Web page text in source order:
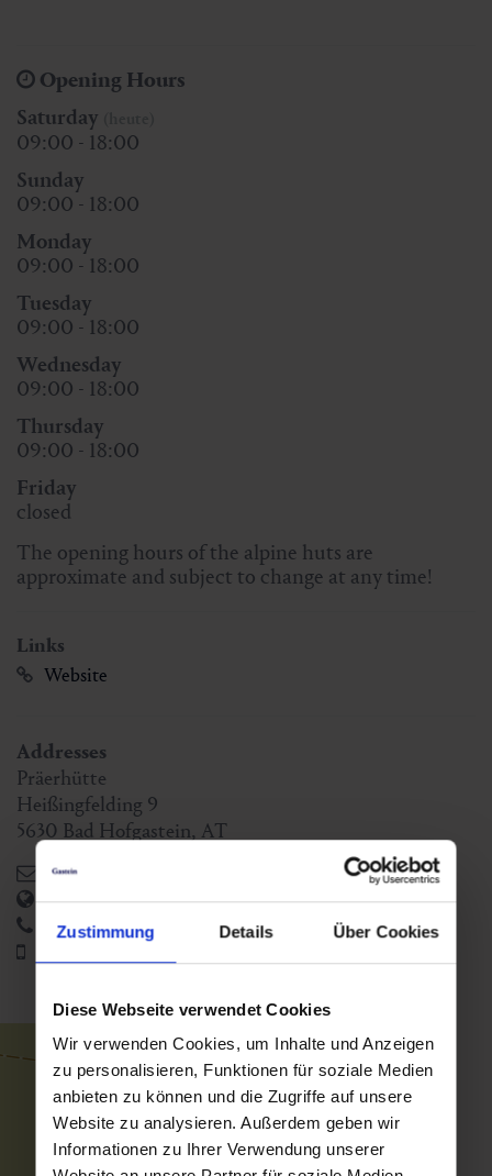
Zustimmung Details Über Cookies
Diese Webseite verwendet Cookies
Wir verwenden Cookies, um Inhalte und Anzeigen
zu personalisieren, Funktionen für soziale Medien
anbieten zu können und die Zugriffe auf unsere
Website zu analysieren. Außerdem geben wir
Informationen zu Ihrer Verwendung unserer
Opening Hours
Saturday
09:00 - 18:00
Sunday
09:00 - 18:00
Monday
09:00 - 18:00
Tuesday
09:00 - 18:00
Wednesday
09:00 - 18:00
Thursday
09:00 - 18:00
Friday
closed
The opening hours of the alpine huts are
approximate and subject to change at any time!
Links
Website
Addresses
Präerhütte
Heißingfelding 9
5630 Bad Hofgastein, AT
elisabeth-saller@aon.at
https://www.gasteinertal.com/praeerhuette/
+43 6432 7196